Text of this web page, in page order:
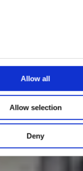
Allow all
Allow selection
Deny